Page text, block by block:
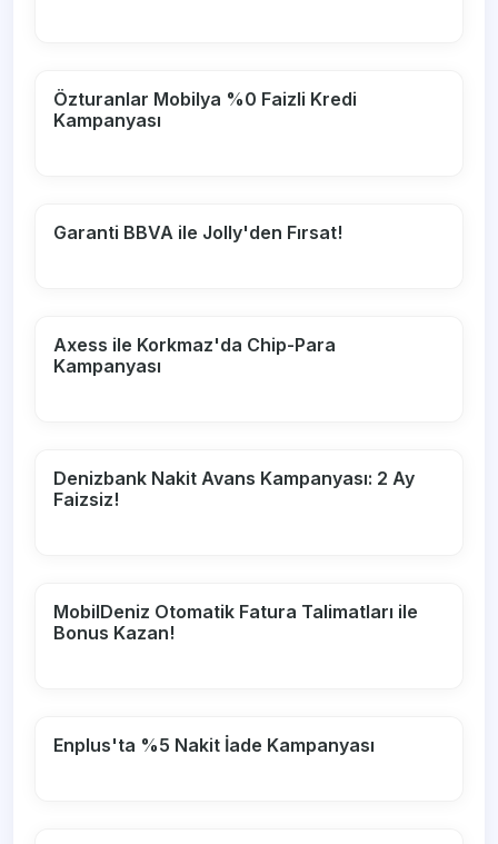
Özturanlar Mobilya %0 Faizli Kredi
Kampanyası
Garanti BBVA ile Jolly'den Fırsat!
Axess ile Korkmaz'da Chip-Para
Kampanyası
Denizbank Nakit Avans Kampanyası: 2 Ay
Faizsiz!
MobilDeniz Otomatik Fatura Talimatları ile
Bonus Kazan!
Enplus'ta %5 Nakit İade Kampanyası